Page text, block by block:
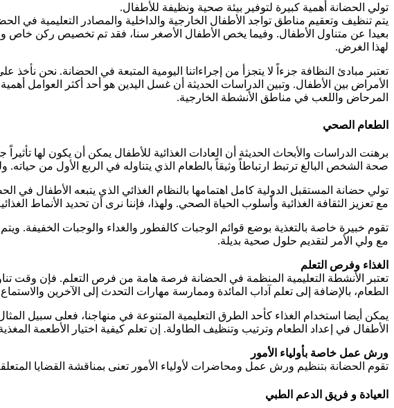
تولي الحضانة أهمية كبيرة لتوفير بيئة صحية ونظيفة للأطفال.
يتم تنظيف وتعقيم مناطق تواجد الأطفال الخارجية والداخلية والمصادر التعليمية
بعيدا عن متناول الأطفال. وفيما يخص الأطفال الأصغر سنا، فقد تم تخصيص ركن
لهذا الغرض.
تعتبر مبادئ النظافة جزءاً لا يتجزأ من إجراءاتنا اليومية المتبعة في الحضانة. نحن
الأمراض بين الأطفال. وتبين الدراسات الحديثة أن غسل اليدين هو أحد أكثر العوامل
المرحاض واللعب في مناطق الأنشطة الخارجية.
الطعام الصحي
برهنت الدراسات والأبحاث الحديثة أن العادات الغذائية للأطفال يمكن أن يكون لها
صحة الشخص البالغ ترتبط ارتباطاً وثيقاً بالطعام الذي يتناوله في الربع الأول من
تولي حضانة المستقبل الدولية كامل اهتمامها بالنظام الغذائي الذي يتبعه الأطفال في
مع تعزيز الثقافة الغذائية وأسلوب الحياة الصحي. ولهذا، فإننا نرى أن تحديد الأنماط
تقوم خبيرة خاصة بالتغذية بوضع قوائم الوجبات كالفطور والغداء والوجبات الخفيفة.
مع ولي الأمر لتقديم حلول صحية بديلة.
الغذاء وفرص التعلم
تعتبر الأنشطة التعليمية المنظمة في الحضانة فرصة هامة من فرص التعلم. فإن وقت
الطعام، بالإضافة إلى تعلم آداب المائدة وممارسة مهارات التحدث إلى الآخرين
يمكن أيضا استخدام الغذاء كأحد الطرق التعليمية المتنوعة في منهاجنا، فعلى سبيل
الأطفال في إعداد الطعام وترتيب وتنظيف الطاولة. إن تعلم كيفية اختيار الأطعمة
ورش عمل خاصة بأولياء الأمور
تقوم الحضانة بتنظيم ورش عمل ومحاضرات لأولياء الأمور تعنى بمناقشة القضايا
العيادة و فريق الدعم الطبي